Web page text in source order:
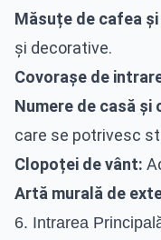
Măsuțe de cafea
și decorative.
Covorașe de
Numere de casă și
care se potrivesc
Clopoței de vânt:
Artă murală de
6. Intrarea